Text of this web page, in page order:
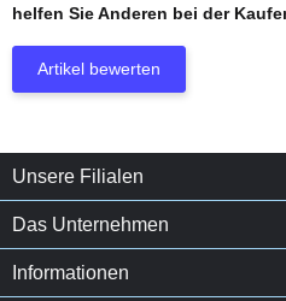
helfen Sie Anderen bei der
Artikel bewerten
Unsere Filialen
Das Unternehmen
Informationen